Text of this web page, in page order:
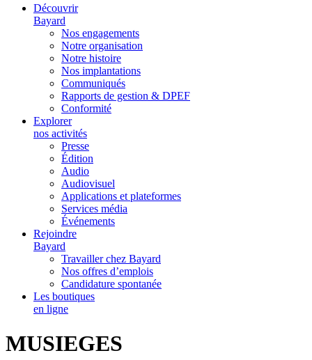
Découvrir
Bayard
Nos engagements
Notre organisation
Notre histoire
Nos implantations
Communiqués
Rapports de gestion & DPEF
Conformité
Explorer
nos activités
Presse
Édition
Audio
Audiovisuel
Applications et plateformes
Services média
Événements
Rejoindre
Bayard
Travailler chez Bayard
Nos offres d’emplois
Candidature spontanée
Les boutiques
en ligne
MUSIEGES